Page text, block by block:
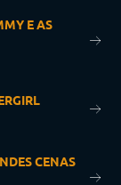
E AS
CENAS